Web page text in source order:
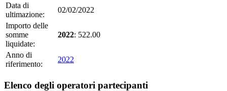
Data di
ultimazione:
02/02/2022
Importo delle
somme
liquidate:
2022: 522.00
Anno di
riferimento:
2022
Elenco degli operatori partecipanti